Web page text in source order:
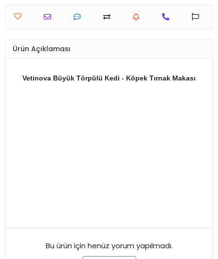
Ürün Açıklaması
Vetinova Büyük Törpülü Kedi - Köpek Tırnak Makası
Bu ürün için henüz yorum yapılmadı.